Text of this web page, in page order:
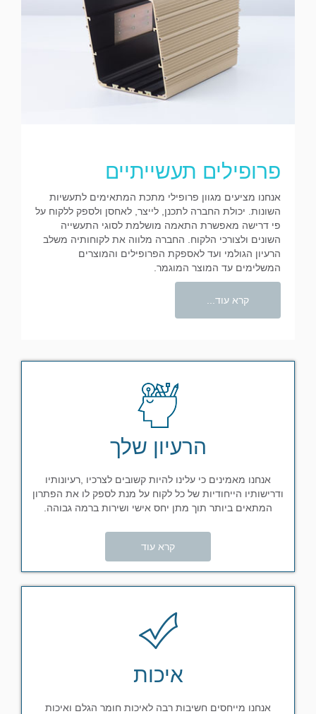
פרופילים תעשייתיים
אנחנו מציעים מגוון פרופילי מתכת המתאימים לתעשיות
השונות. יכולת החברה לתכנן, לייצר, לאחסן ולספק ללקוח על
פי דרישה מאפשרת התאמה מושלמת לסוגי התעשייה
השונים ולצורכי הלקוח. החברה מלווה את לקוחותיה משלב
הרעיון הגולמי ועד לאספקת הפרופילים והמוצרים
המשלימים עד המוצר המוגמר.
קרא עוד...
הרעיון שלך
אנחנו מאמינים כי עלינו להיות קשובים לצרכיו ,רעיונותיו
ודרישותיו הייחודיות של כל לקוח על מנת לספק לו את הפתרון
המתאים ביותר תוך מתן יחס אישי ושירות ברמה גבוהה.
קרא עוד
איכות
אנחנו מייחסים חשיבות רבה לאיכות חומר הגלם ואיכות